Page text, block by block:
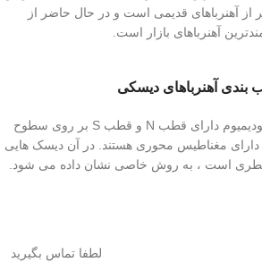
از آهنرباهای قدیمی است و در حال حاضر از
آهنرباهای بازار است.
بندی آهنرباهای دیسکی
دیسک های مغناطیسی نئودیمیوم دارای قطب N و قطب S بر روی سطوح
دارای مغناطیس محوری هستند. در آن دیسک هایی
است ، به روش خاصی نشان داده می شود.
لطفا تماس بگیرید